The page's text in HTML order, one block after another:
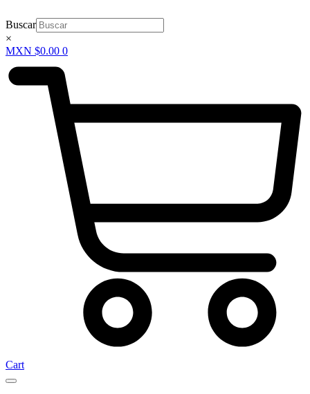
al
contenido
Buscar
×
MXN $0.00 0
Cart